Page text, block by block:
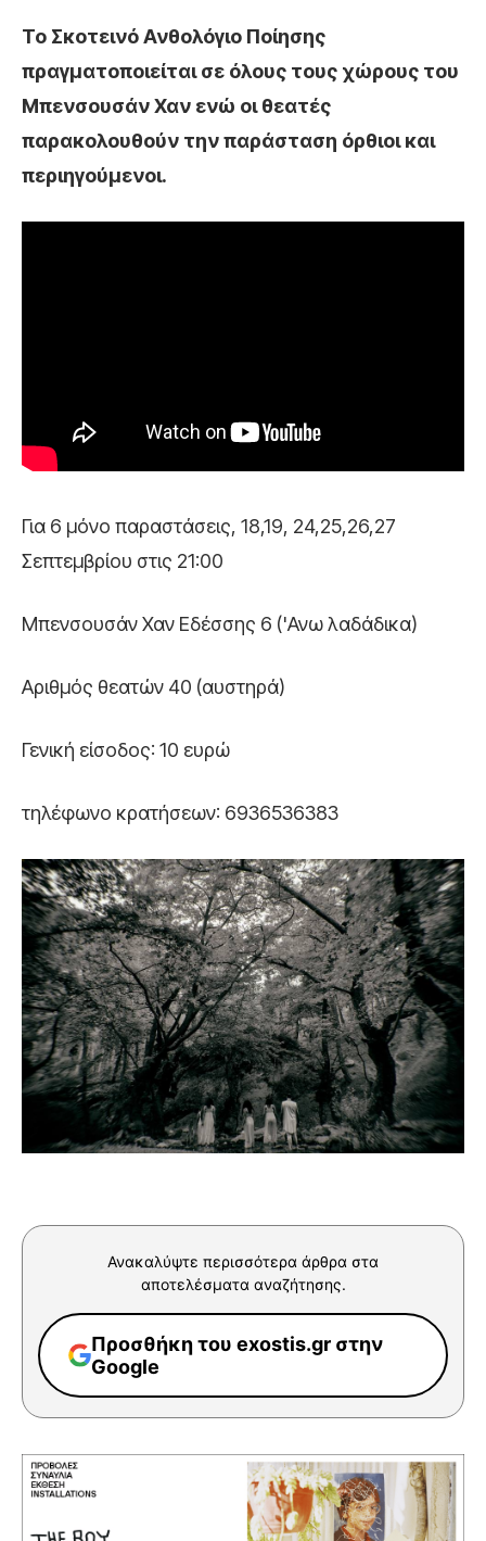
Το Σκοτεινό Ανθολόγιο Ποίησης
πραγματοποιείται σε όλους τους χώρους του
Μπενσουσάν Χαν ενώ οι θεατές
παρακολουθούν την παράσταση όρθιοι και
περιηγούμενοι.
Για 6 μόνο παραστάσεις, 18,19, 24,25,26,27
Σεπτεμβρίου στις 21:00
Μπενσουσάν Χαν Εδέσσης 6 ('Ανω λαδάδικα)
Αριθμός θεατών 40 (αυστηρά)
Γενική είσοδος: 10 ευρώ
τηλέφωνο κρατήσεων: 6936536383
Ανακαλύψτε περισσότερα άρθρα στα
αποτελέσματα αναζήτησης.
Προσθήκη του exostis.gr στην
Google